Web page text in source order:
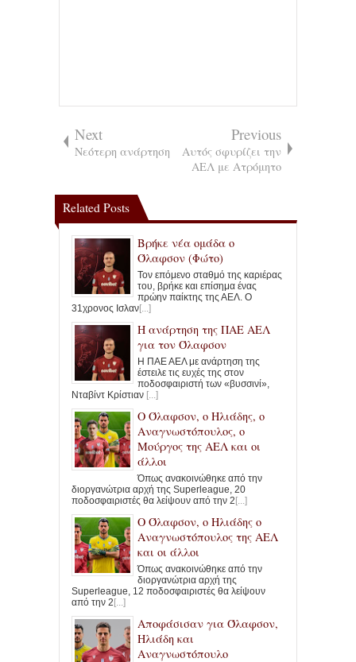
Next
Νεότερη ανάρτηση
Previous
Αυτός σφυρίζει την
ΑΕΛ με Ατρόμητο
Related Posts
Βρήκε νέα ομάδα ο
Όλαφσον (Φώτο)
Τον επόμενο σταθμό της καριέρας
του, βρήκε και επίσημα ένας
πρώην παίκτης της ΑΕΛ. Ο
31χρονος Ισλαν[...]
Η ανάρτηση της ΠΑΕ ΑΕΛ
για τον Όλαφσον
Η ΠΑΕ ΑΕΛ με ανάρτηση της
έστειλε τις ευχές της στον
ποδοσφαιριστή των «βυσσινί»,
Νταβίντ Κρίστιαν [...]
Ο Όλαφσον, ο Ηλιάδης, ο
Αναγνωστόπουλος, ο
Μούργος της ΑΕΛ και οι
άλλοι
Όπως ανακοινώθηκε από την
διοργανώτρια αρχή της Superleague, 20
ποδοσφαιριστές θα λείψουν από την 2[...]
Ο Όλαφσον, ο Ηλιάδης ο
Αναγνωστόπουλος της ΑΕΛ
και οι άλλοι
Όπως ανακοινώθηκε από την
διοργανώτρια αρχή της
Superleague, 12 ποδοσφαιριστές θα λείψουν
από την 2[...]
Αποφάσισαν για Όλαφσον,
Ηλιάδη και
Αναγνωστόπουλο